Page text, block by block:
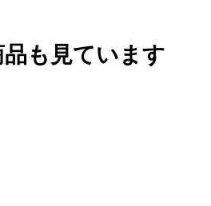
も見ています